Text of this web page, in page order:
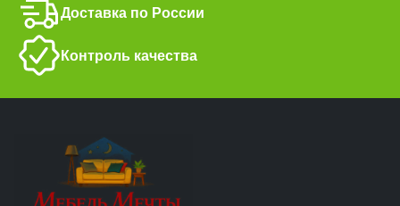
Доставка по России
Контроль качества